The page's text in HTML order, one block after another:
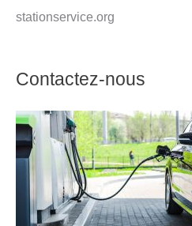
stationservice.org
Contactez-nous